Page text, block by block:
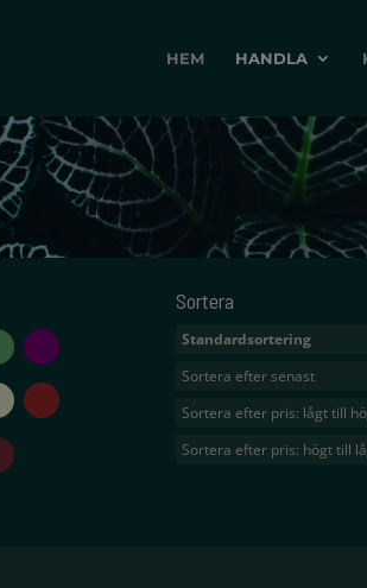
HEM HANDLA
grön lila
beigebrun
vinröd
Sortera
Standardsortering
Sortera efter senast
Sortera efter pris: lågt till
Sortera efter pris: högt till